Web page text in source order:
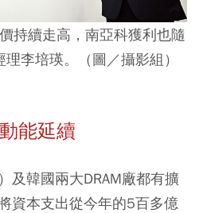
持續走高，南亞科獲利也隨
李培瑛。（圖／攝影組）
能延續
及韓國兩大DRAM廠都有擴
資本支出從今年的5百多億